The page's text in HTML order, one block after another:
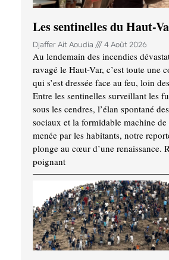
Les sentinelles du Haut-
Djaffer Ait Aoudia 4 Août 2026
Au lendemain des incendies
ravagé le Haut-Var, c’est toute une
qui s’est dressée face au feu, loin
Entre les sentinelles surveillant les
sous les cendres, l’élan spontané
sociaux et la formidable machine
menée par les habitants, notre
plonge au cœur d’une renaissance.
poignant